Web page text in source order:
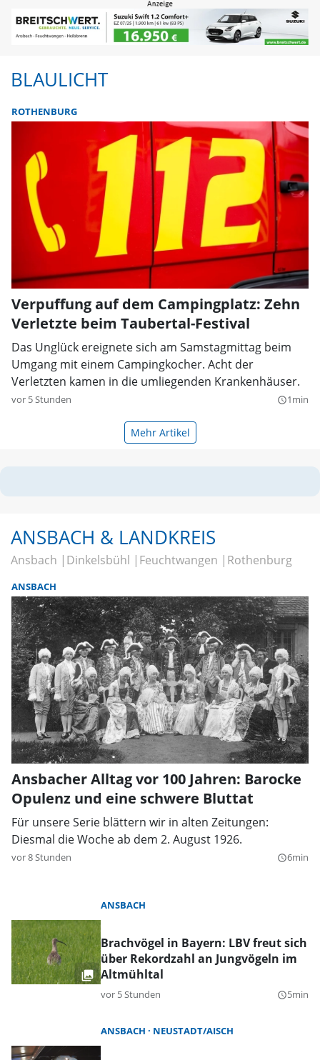
BLAULICHT
ROTHENBURG
Verpuffung auf dem Campingplatz: Zehn
Verletzte beim Taubertal-Festival
Das Unglück ereignete sich am Samstagmittag beim
Umgang mit einem Campingkocher. Acht der
Verletzten kamen in die umliegenden Krankenhäuser.
vor 5 Stunden query_builder1min
Mehr Artikel
ANSBACH & LANDKREIS
Ansbach Dinkelsbühl Feuchtwangen Rothenburg
ANSBACH
Ansbacher Alltag vor 100 Jahren: Barocke
Opulenz und eine schwere Bluttat
Für unsere Serie blättern wir in alten Zeitungen:
Diesmal die Woche ab dem 2. August 1926.
vor 8 Stunden query_builder6min
ANSBACH
Brachvögel in Bayern: LBV freut sich
über Rekordzahl an Jungvögeln im
Altmühltal
vor 5 Stunden query_builder5min
ANSBACH NEUSTADT/AISCH